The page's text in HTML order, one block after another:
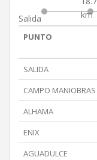
Salida
km
PUNTO
SALIDA
CAMPO MANIOBRAS
ALHAMA
ENIX
AGUADULCE